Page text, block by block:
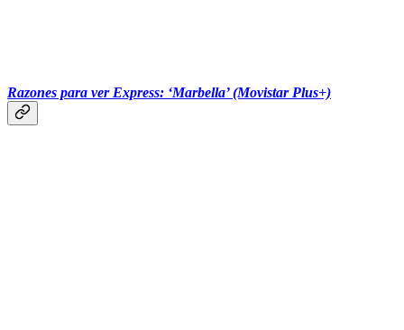
Razones para ver Express: ‘Marbella’ (Movistar Plus+)